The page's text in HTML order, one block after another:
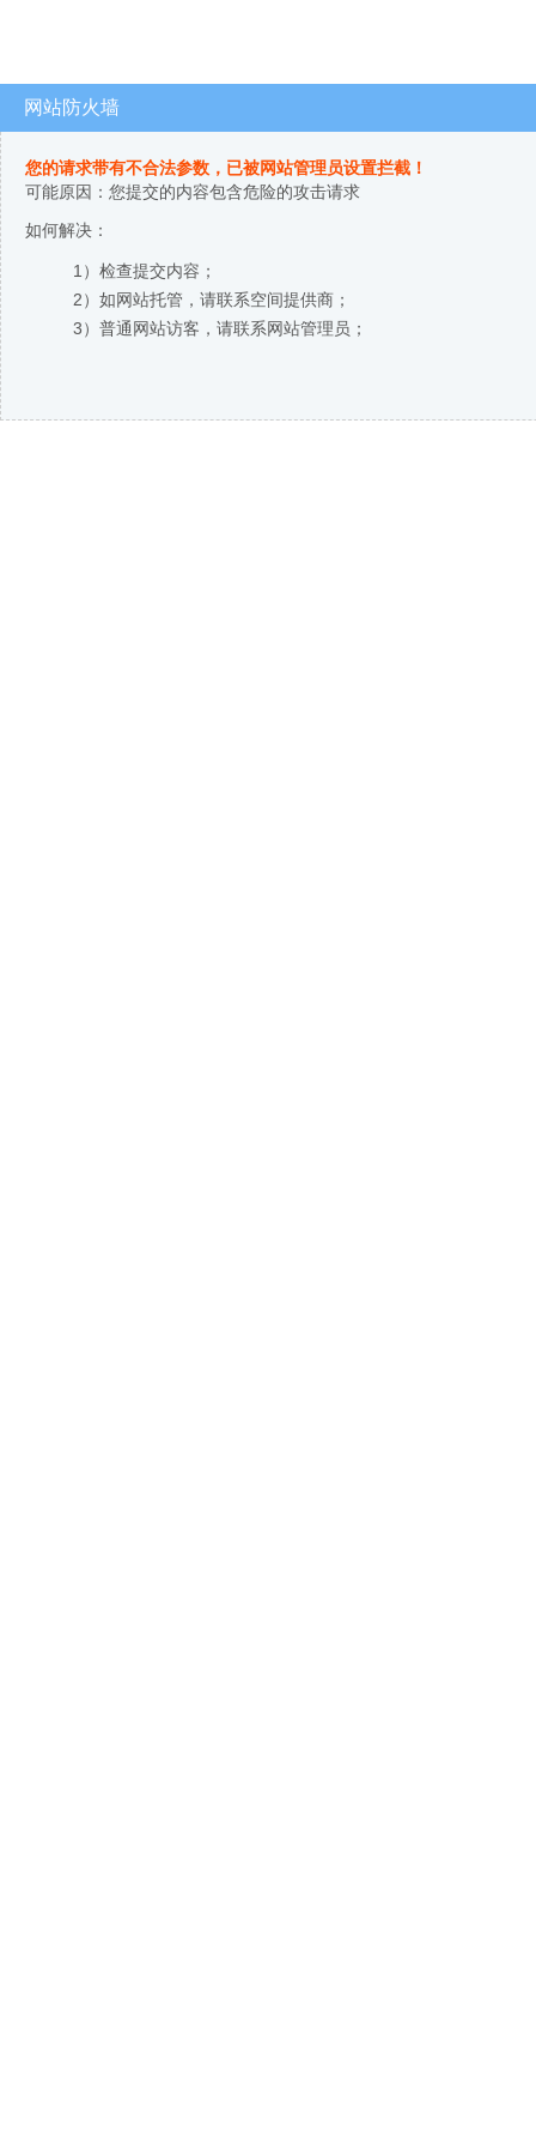
网站防火墙
您的请求带有不合法参数，已被网站管理员设置拦截！
可能原因：您提交的内容包含危险的攻击请求
如何解决：
1）检查提交内容；
2）如网站托管，请联系空间提供商；
3）普通网站访客，请联系网站管理员；